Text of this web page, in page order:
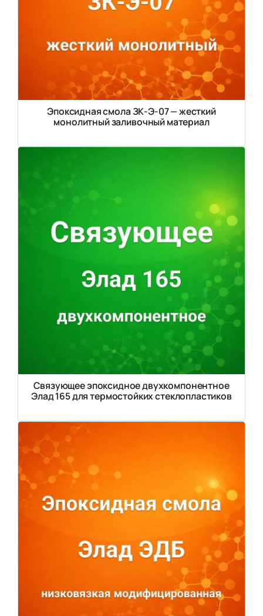
Эпоксидная смола ЗК-Э-07 — жесткий
монолитный заливочный материал
Связующее эпоксидное двухкомпонентное
Элад 165 для термостойких стеклопластиков